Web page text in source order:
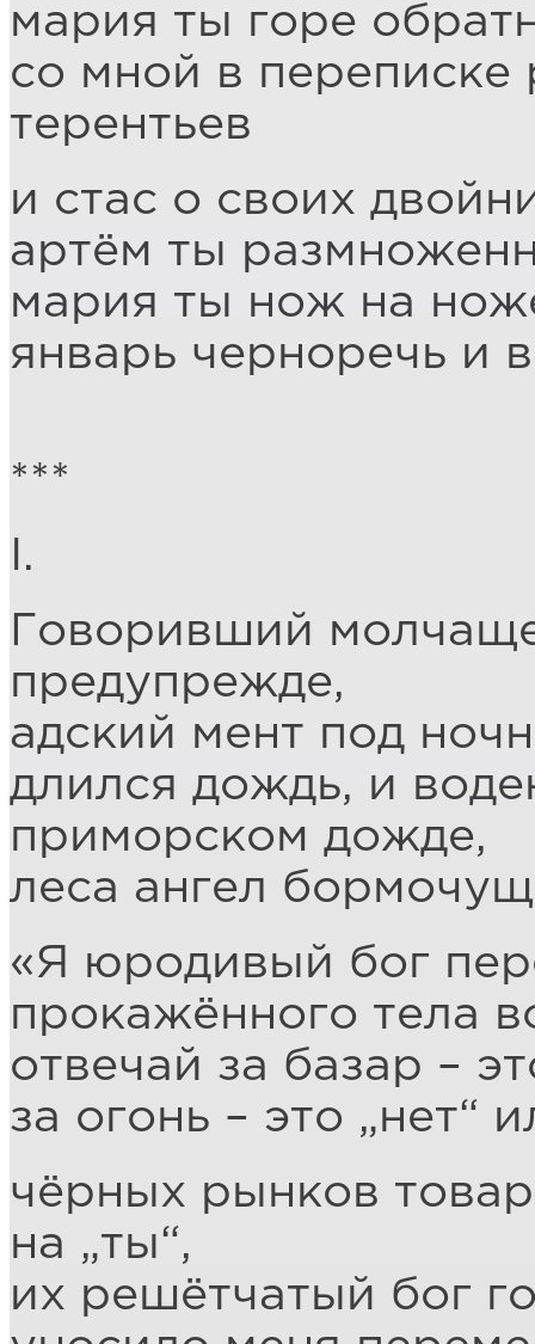
мария ты горе
со мной в
терентьев
и стас о своих
артём ты
мария ты нож на
январь черноречь и
***
I.
Говоривший
предупрежде,
адский мент под
длился дождь, и
приморском дожде,
леса ангел
«Я юродивый бог
прокажённого тела
отвечай за базар –
за огонь – это „нет“
чёрных рынков
на „ты“,
их решётчатый бог